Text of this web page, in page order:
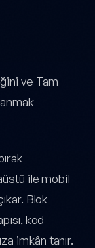
ve Tam
ile mobil
Blok
kod
imkân tanır.